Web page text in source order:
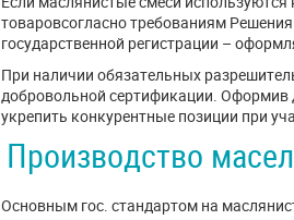
товаровсогласно требованиям
государственной регистрации –
При наличии обязательных
добровольной сертификации.
укрепить конкурентные позиции при
Производство
Основным гос. стандартом на